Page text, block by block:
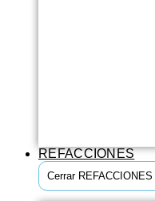
REFACCIONES
Cerrar REFACCIONES